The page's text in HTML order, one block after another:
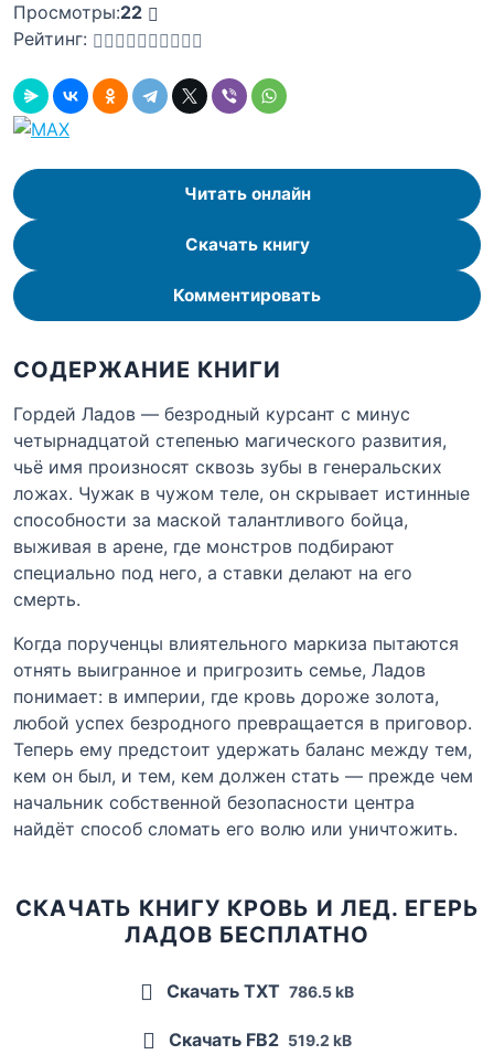
Просмотры:22
Рейтинг:
Читать онлайн
Скачать книгу
Комментировать
СОДЕРЖАНИЕ КНИГИ
Гордей Ладов — безродный курсант с минус
четырнадцатой степенью магического развития,
чьё имя произносят сквозь зубы в генеральских
ложах. Чужак в чужом теле, он скрывает истинные
способности за маской талантливого бойца,
выживая в арене, где монстров подбирают
специально под него, а ставки делают на его
смерть.
Когда порученцы влиятельного маркиза пытаются
отнять выигранное и пригрозить семье, Ладов
понимает: в империи, где кровь дороже золота,
любой успех безродного превращается в приговор.
Теперь ему предстоит удержать баланс между тем,
кем он был, и тем, кем должен стать — прежде чем
начальник собственной безопасности центра
найдёт способ сломать его волю или уничтожить.
СКАЧАТЬ КНИГУ КРОВЬ И ЛЕД. ЕГЕРЬ
ЛАДОВ БЕСПЛАТНО
Скачать TXT 786.5 kB
Скачать FB2 519.2 kB